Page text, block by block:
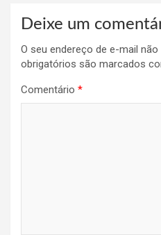
Deixe um
O seu endereço de e-mail não
obrigatórios são marcados
Comentário *